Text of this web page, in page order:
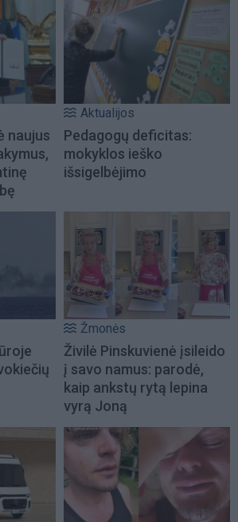
naujus
Aktualijos
Pedagogų deficitas:
mokyklos ieško
išsigelbėjimo
Žmonės
Živilė Pinskuvienė įsileido
į savo namus: parodė,
kaip ankstų rytą lepina
vyrą Joną